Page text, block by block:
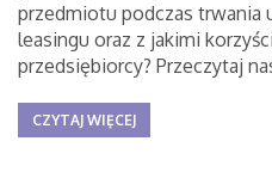
przedmiotu podczas trwania
leasingu oraz z jakimi
przedsiębiorcy? Przeczytaj
CZYTAJ WIĘCEJ